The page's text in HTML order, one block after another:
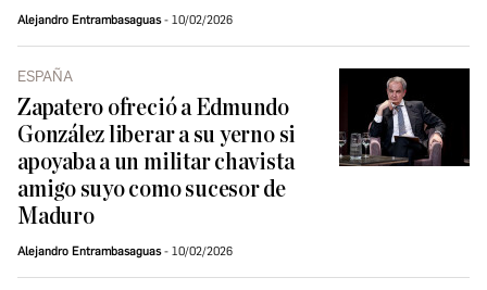
Alejandro Entrambasaguas 10/02/2026
ESPAÑA
Zapatero ofreció a Edmundo
González liberar a su yerno si
apoyaba a un militar chavista
amigo suyo como sucesor de
Maduro
Alejandro Entrambasaguas 10/02/2026